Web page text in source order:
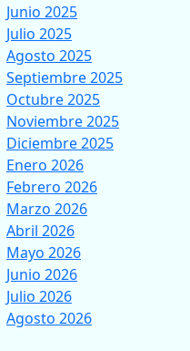
Junio 2025
Julio 2025
Agosto 2025
Septiembre 2025
Octubre 2025
Noviembre 2025
Diciembre 2025
Enero 2026
Febrero 2026
Marzo 2026
Abril 2026
Mayo 2026
Junio 2026
Julio 2026
Agosto 2026